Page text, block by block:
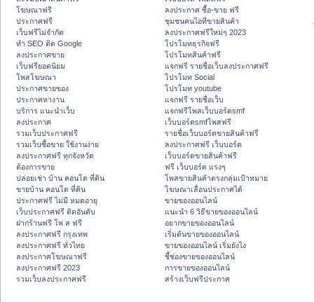
โฆษณาฟรี
ประกาศฟรี
เว็บฟรีไม่จำกัด
ทำ SEO ติด Google
ลงประกาศขาย
เว็บฟรียอดนิยม
โพสโฆษณา
ประกาศขายของ
ประกาศหางาน
บริการ แนะนำเว็บ
ลงประกาศ
รวมเว็บประกาศฟรี
รวมเว็บซื้อขาย ใช้งานง่าย
ลงประกาศฟรี ทุกจังหวัด
ต้องการขาย
ปล่อยเช่า บ้าน คอนโด ที่ดิน
ขายบ้าน คอนโด ที่ดิน
ประกาศฟรี ไม่มี หมดอายุ
เว็บประกาศฟรี ติดอันดับ
ฝากร้านฟรี โพ ส ฟรี
ลงประกาศฟรี กรุงเทพ
ลงประกาศฟรี ทั่วไทย
ลงประกาศโฆษณาฟรี
ลงประกาศฟรี 2023
รวมเว็บลงประกาศฟรี
ลงประกาศ ซื้อ-ขาย ฟรี
ชุมชนคนไอทีขายสินค้า
ลงประกาศฟรีใหม่ๆ 2023
โปรโมทธุรกิจฟรี
โปรโมทสินค้าฟรี
แจกฟรี รายชื่อเว็บลงประกาศฟรี
โปรโมท Social
โปรโมท youtube
แจกฟรี รายชื่อเว็บ
แจกฟรีโพสเว็บบอร์ดsmf
เว็บบอร์ดsmfโพสฟรี
รายชื่อเว็บบอร์ดขายสินค้าฟรี
ลงประกาศฟรี เว็บบอร์ด
เว็บบอร์ดขายสินค้าฟรี
ฟรี เว็บบอร์ด แรงๆ
โพสขายสินค้าตรงกลุ่มเป้าหมาย
โฆษณาเลื่อนประกาศได้
ขายของออนไลน์
แนะนำ 6 วิธีขายของออนไลน์
อยากขายของออนไลน์
เริ่มต้นขายของออนไลน์
ขายของออนไลน์ เริ่มยังไง
ชี้ช่องขายของออนไลน์
การขายของออนไลน์
สร้างเว็บฟรีประกาศ